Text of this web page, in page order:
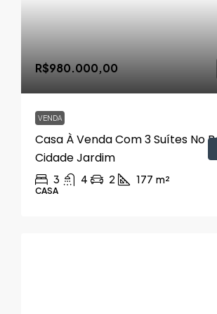
R$980.000,00
VENDA
Casa À Venda Com 3 Suítes No
Cidade Jardim
3 4 2 177 m²
CASA